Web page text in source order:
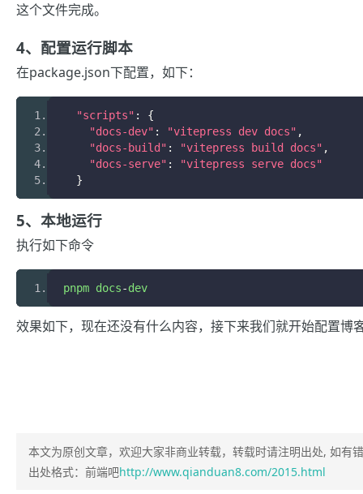
这个文件完成。
4、配置运行脚本
在package.json下配置，如下：
"scripts" :
{
"docs-dev" : "vitepress dev docs" ,
"docs-build" : "vitepress build docs" ,
"docs-serve" :
"vitepress serve docs"
}
5、本地运行
执行如下命令
pnpm docs-dev
效果如下，现在还没有什么内容，接下来我们就开始配置博
本文为原创文章，欢迎大家非商业转载，转载时请注明出处, 如有
出处格式：前端吧http://www.qianduan8.com/2015.html